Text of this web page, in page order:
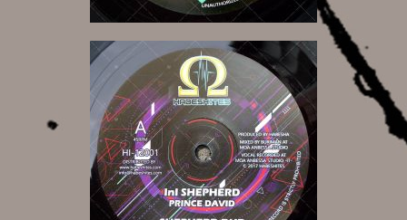
12,00 €